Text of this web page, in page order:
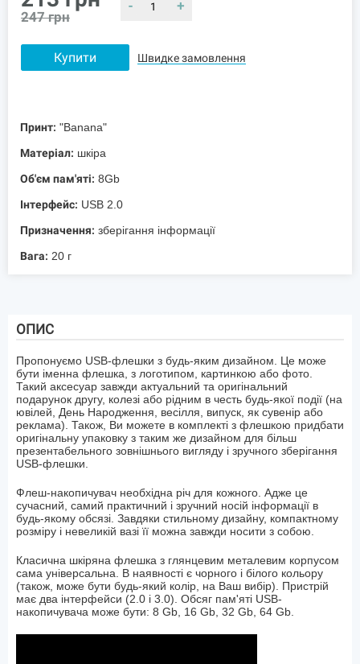
247 грн
- +
Купити Швидке замовлення
Принт: "Banana"
Матеріал: шкіра
Об'єм пам'яті: 8Gb
Інтерфейс: USB 2.0
Призначення: зберігання інформації
Вага: 20 г
ОПИС
Пропонуємо USB-флешки з будь-яким дизайном. Це може
бути іменна флешка, з логотипом, картинкою або фото.
Такий аксесуар завжди актуальний та оригінальний
подарунок другу, колезі або рідним в честь будь-якої події (на
ювілей, День Народження, весілля, випуск, як сувенір або
реклама). Також, Ви можете в комплекті з флешкою ​​придбати
оригінальну упаковку з таким же дизайном для більш
презентабельного зовнішнього вигляду і зручного зберігання
USB-флешки.
Флеш-накопичувач необхідна річ для кожного. Адже це
сучасний, самий практичний і зручний носій інформації в
будь-якому обсязі. Завдяки стильному дизайну, компактному
розміру і невеликій вазі її можна завжди носити з собою.
Класична шкіряна флешка з глянцевим металевим корпусом
сама універсальна. В наявності є чорного і білого кольору
(також, може бути будь-який колір, на Ваш вибір). Пристрій
має два інтерфейси (2.0 і 3.0). Обсяг пам'яті USB-
накопичувача може бути: 8 Gb, 16 Gb, 32 Gb, 64 Gb.